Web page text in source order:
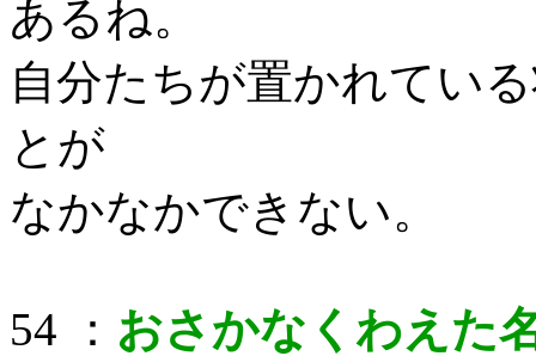
あるね。
自分たちが置かれてい
とが
なかなかできない。
54 ： おさかなくわえた